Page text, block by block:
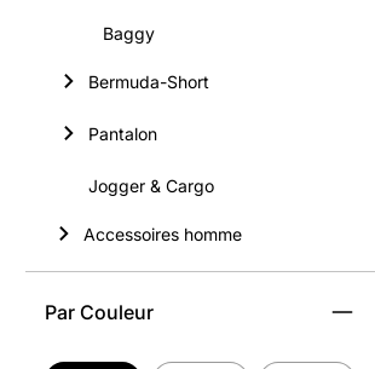
Baggy
Bermuda-Short
Pantalon
Jogger & Cargo
Accessoires homme
Par Couleur